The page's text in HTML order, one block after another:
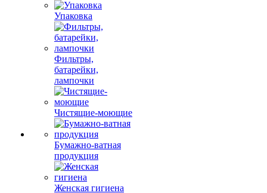
Упаковка
Фильтры,
батарейки,
лампочки
Чистящие-моющие
Бумажно-ватная
продукция
Женская гигиена